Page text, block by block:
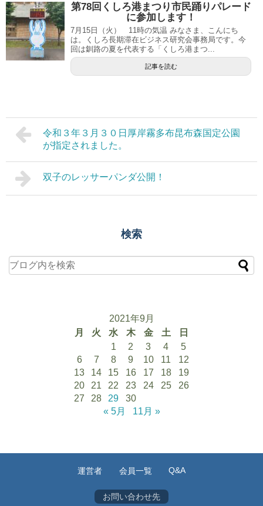
第78回くしろ港まつり市民踊りパレード
に参加します！
7月15日（火） 11時の気温 みなさま、こんにち
は。くしろ長期滞在ビジネス研究会事務局です。今
回は釧路の夏を代表する「くしろ港まつ...
記事を読む
令和３年３月３０日厚岸霧多布昆布森国定公園
が指定されました。
双子のレッサーパンダ公開！
検索
2021年9月
月
火 水 木 金 土
日
1
2 3 4
5
6
7 8 9 10 11
12
13
14 15 16 17 18
19
20
21 22 23 24 25
26
27
28 29
30
« 5月
11月 »
運営者 会員一覧 Q&A
お問い合わせ先